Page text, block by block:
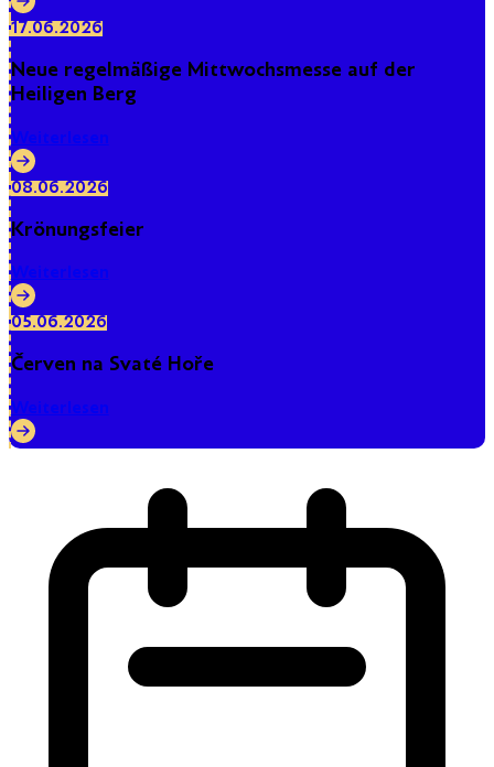
17.06.2026
Neue regelmäßige Mittwochsmesse auf der
Heiligen Berg
Weiterlesen
08.06.2026
Krönungsfeier
Weiterlesen
05.06.2026
Červen na Svaté Hoře
Weiterlesen